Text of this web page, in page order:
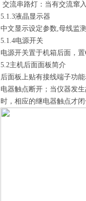
交流串路灯：当有交流窜
5.1.3液晶显示器
中文显示设定参数,母线监
5.1.4电源开关
电源开关置于机箱后面，
5.2主机后面面板简介
后面板上贴有接线端子功
电器触点断开；当仪器发
时，相应的继电器触点才